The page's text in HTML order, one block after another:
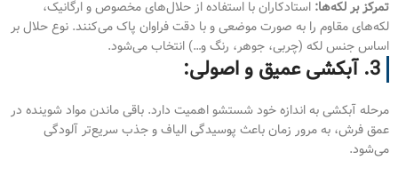
تمرکز بر لکه‌ها: استادکاران با استفاده از حلال‌های مخصوص و ارگانیک،
لکه‌های مقاوم را به صورت موضعی و با دقت فراوان پاک می‌کنند. نوع حلال بر
اساس جنس لکه (چربی، جوهر، رنگ و…) انتخاب می‌شود.
3. آبکشی عمیق و اصولی:
مرحله آبکشی به اندازه خود شستشو اهمیت دارد. باقی ماندن مواد شوینده در
عمق فرش، به مرور زمان باعث پوسیدگی الیاف و جذب سریع‌تر آلودگی
می‌شود.